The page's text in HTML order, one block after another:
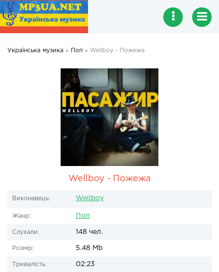
Українська музика » Поп » Wellboy - Пожежа
Wellboy - Пожежа
Виконавець: Wellboy
Жанр: Поп
Слухали: 148 чел.
Розмір: 5.48 Mb
Тривалість: 02:23